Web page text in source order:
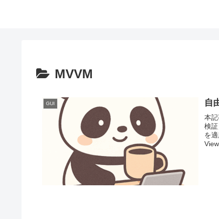
MVVM
GUI 自
本
検
を